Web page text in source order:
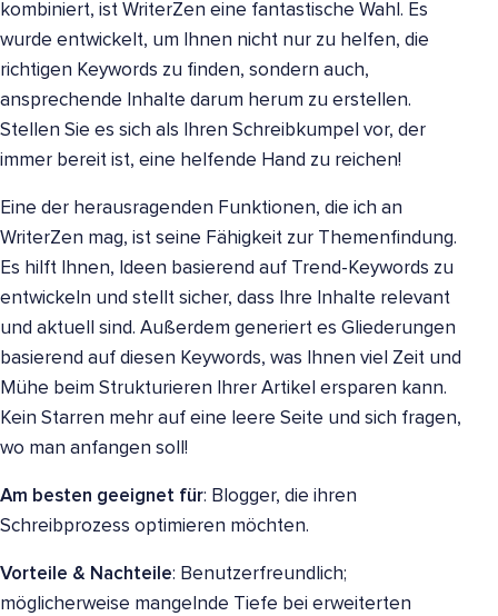
kombiniert, ist WriterZen eine fantastische Wahl. Es
wurde entwickelt, um Ihnen nicht nur zu helfen, die
richtigen Keywords zu finden, sondern auch,
ansprechende Inhalte darum herum zu erstellen.
Stellen Sie es sich als Ihren Schreibkumpel vor, der
immer bereit ist, eine helfende Hand zu reichen!
Eine der herausragenden Funktionen, die ich an
WriterZen mag, ist seine Fähigkeit zur Themenfindung.
Es hilft Ihnen, Ideen basierend auf Trend-Keywords zu
entwickeln und stellt sicher, dass Ihre Inhalte relevant
und aktuell sind. Außerdem generiert es Gliederungen
basierend auf diesen Keywords, was Ihnen viel Zeit und
Mühe beim Strukturieren Ihrer Artikel ersparen kann.
Kein Starren mehr auf eine leere Seite und sich fragen,
wo man anfangen soll!
Am besten geeignet für: Blogger, die ihren
Schreibprozess optimieren möchten.
Vorteile & Nachteile: Benutzerfreundlich;
möglicherweise mangelnde Tiefe bei erweiterten